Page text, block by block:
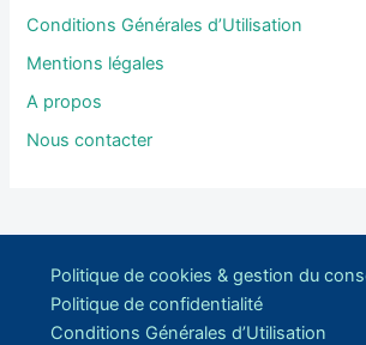
Conditions Générales d’Utilisation
Mentions légales
A propos
Nous contacter
Politique de cookies & gestion du
Politique de confidentialité
Conditions Générales d’Utilisation